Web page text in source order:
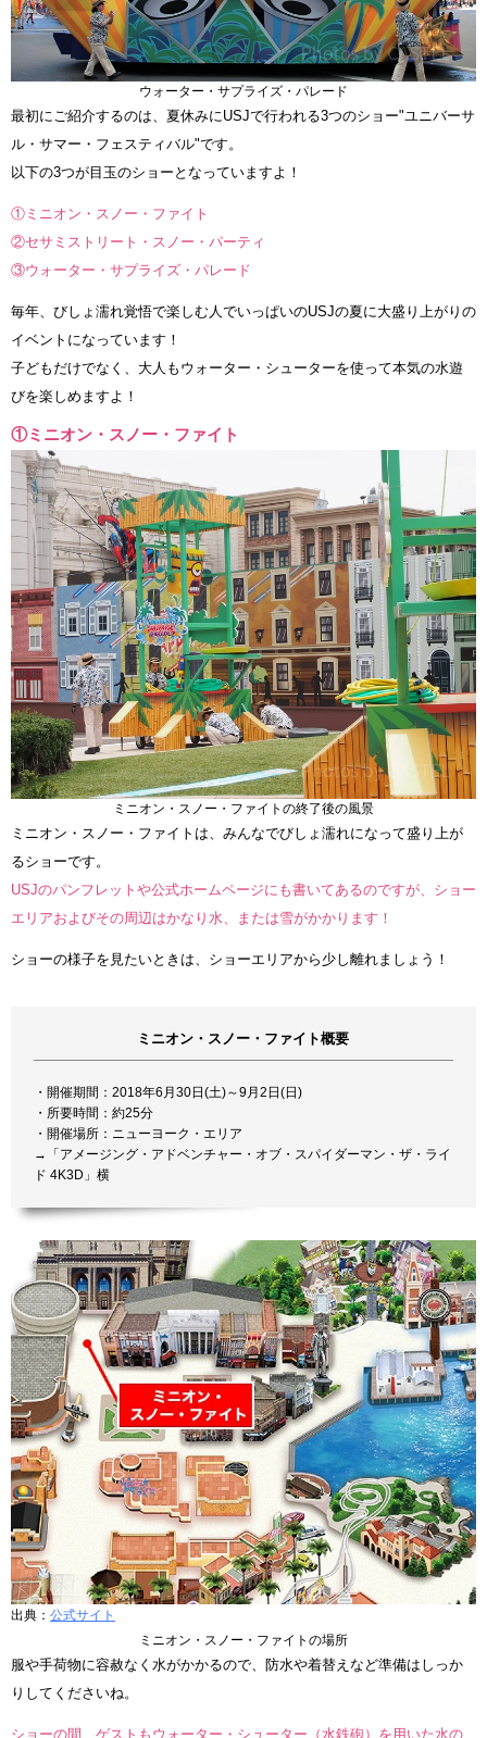
ウォーター・サプライズ・パレード
最初にご紹介するのは、夏休みにUSJで行われる3つのショー"ユニバーサ
ル・サマー・フェスティバル"です。
以下の3つが目玉のショーとなっていますよ！
①ミニオン・スノー・ファイト
②セサミストリート・スノー・パーティ
③ウォーター・サプライズ・パレード
毎年、びしょ濡れ覚悟で楽しむ人でいっぱいのUSJの夏に大盛り上がりの
イベントになっています！
子どもだけでなく、大人もウォーター・シューターを使って本気の水遊
びを楽しめますよ！
①ミニオン・スノー・ファイト
ミニオン・スノー・ファイトの終了後の風景
ミニオン・スノー・ファイトは、みんなでびしょ濡れになって盛り上が
るショーです。
USJのパンフレットや公式ホームページにも書いてあるのですが、ショー
エリアおよびその周辺はかなり水、または雪がかかります！
ショーの様子を見たいときは、ショーエリアから少し離れましょう！
ミニオン・スノー・ファイト概要
・開催期間：2018年6月30日(土)～9月2日(日)
・所要時間：約25分
・開催場所：ニューヨーク・エリア
→「アメージング・アドベンチャー・オブ・スパイダーマン・ザ・ライ
ド 4K3D」横
出典： 公式サイト
ミニオン・スノー・ファイトの場所
服や手荷物に容赦なく水がかかるので、防水や着替えなど準備はしっか
りしてくださいね。
ショーの間、ゲストもウォーター・シューター（水鉄砲）を用いた水の